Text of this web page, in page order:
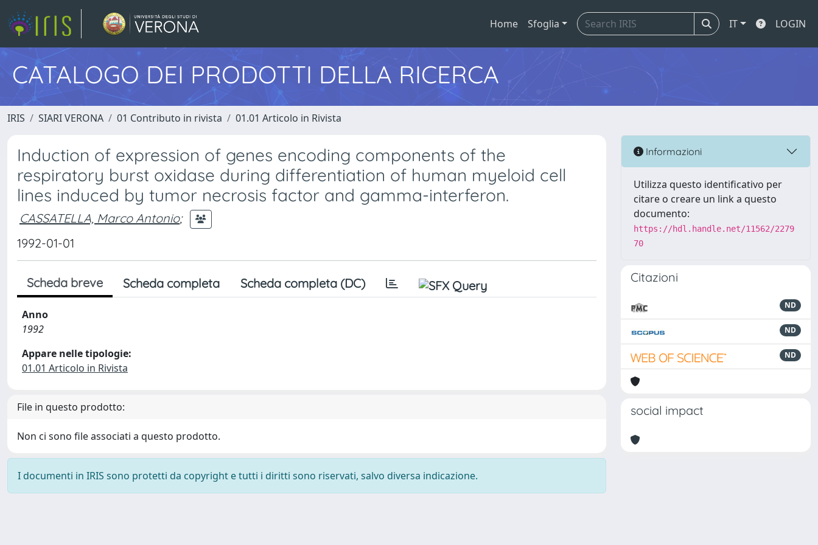
Home Sfoglia IT LOGIN
CATALOGO DEI PRODOTTI DELLA RICERCA
IRIS SIARI VERONA 01 Contributo in rivista 01.01 Articolo in Rivista
Induction of expression of genes encoding components of the
respiratory burst oxidase during differentiation of human myeloid cell
lines induced by tumor necrosis factor and gamma-interferon.
CASSATELLA, Marco Antonio;
1992-01-01
Scheda breve Scheda completa Scheda completa (DC)
Anno
1992
Appare nelle tipologie:
01.01 Articolo in Rivista
File in questo prodotto:
Non ci sono file associati a questo prodotto.
I documenti in IRIS sono protetti da copyright e tutti i diritti sono riservati, salvo diversa indicazione.
Informazioni
Utilizza questo identificativo per
citare o creare un link a questo
documento:
https://hdl.handle.net/11562/2279
70
Citazioni
ND
ND
ND
social impact